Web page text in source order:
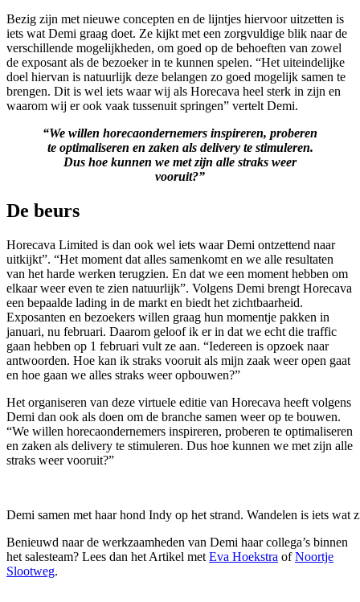
Bezig zijn met nieuwe concepten en de lijntjes hiervoor uitzetten is
iets wat Demi graag doet. Ze kijkt met een zorgvuldige blik naar de
verschillende mogelijkheden, om goed op de behoeften van zowel
de exposant als de bezoeker in te kunnen spelen. “Het uiteindelijke
doel hiervan is natuurlijk deze belangen zo goed mogelijk samen te
brengen. Dit is wel iets waar wij als Horecava heel sterk in zijn en
waarom wij er ook vaak tussenuit springen” vertelt Demi.
“We willen horecaondernemers inspireren, proberen
te optimaliseren en zaken als delivery te stimuleren.
Dus hoe kunnen we met zijn alle straks weer
vooruit?”
De beurs
Horecava Limited is dan ook wel iets waar Demi ontzettend naar
uitkijkt”. “Het moment dat alles samenkomt en we alle resultaten
van het harde werken terugzien. En dat we een moment hebben om
elkaar weer even te zien natuurlijk”. Volgens Demi brengt Horecava
een bepaalde lading in de markt en biedt het zichtbaarheid.
Exposanten en bezoekers willen graag hun momentje pakken in
januari, nu februari. Daarom geloof ik er in dat we echt die traffic
gaan hebben op 1 februari vult ze aan. “Iedereen is opzoek naar
antwoorden. Hoe kan ik straks vooruit als mijn zaak weer open gaat
en hoe gaan we alles straks weer opbouwen?”
Het organiseren van deze virtuele editie van Horecava heeft volgens
Demi dan ook als doen om de branche samen weer op te bouwen.
“We willen horecaondernemers inspireren, proberen te optimaliseren
en zaken als delivery te stimuleren. Dus hoe kunnen we met zijn alle
straks weer vooruit?”
Demi samen met haar hond Indy op het strand. Wandelen is iets wat
Benieuwd naar de werkzaamheden van Demi haar collega’s binnen
het salesteam? Lees dan het Artikel met Eva Hoekstra ofNoortje
Slootweg.